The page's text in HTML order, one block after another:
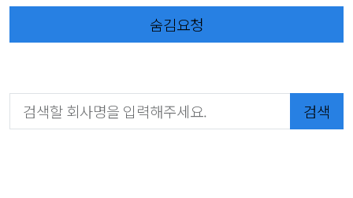
숨김요청
검색